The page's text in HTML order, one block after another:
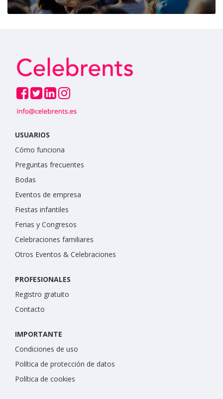
USUARIOS
Cómo funciona
Preguntas frecuentes
Bodas
Eventos de empresa
Fiestas infantiles
Ferias y Congresos
Celebraciones familiares
Otros Eventos & Celebraciones
PROFESIONALES
Registro gratuito
Contacto
IMPORTANTE
Condiciones de uso
Política de protección de datos
Política de cookies